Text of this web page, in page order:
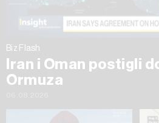
Biz Flash
Iran i Oman postigli
Ormuza